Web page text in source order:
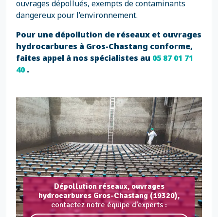
ouvrages dépollués, exempts de contaminants
dangereux pour l’environnement.
Pour une dépollution de réseaux et ouvrages
hydrocarbures à Gros-Chastang conforme,
faites appel à nos spécialistes au 05 87 01 71
40.
Dépollution réseaux, ouvrages
hydrocarbures Gros-Chastang (19320),
contactez notre équipe d'experts :